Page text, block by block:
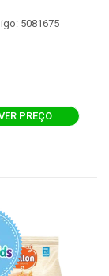
5081675
PREÇO